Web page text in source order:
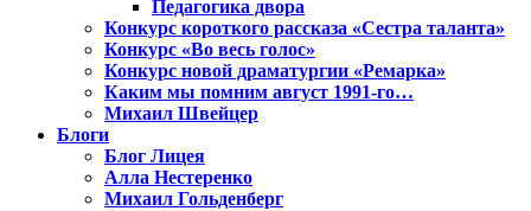
Педагогика двора
Конкурс короткого рассказа «Сестра таланта»
Конкурс «Во весь голос»
Конкурс новой драматургии «Ремарка»
Каким мы помним август 1991-го…
Михаил Швейцер
Блоги
Блог Лицея
Алла Нестеренко
Михаил Гольденберг